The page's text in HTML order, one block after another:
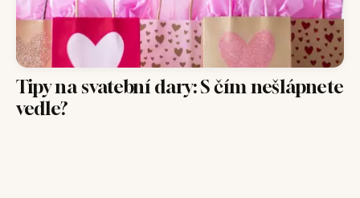
Tipy na svatební dary: S čím nešlápnete
vedle?